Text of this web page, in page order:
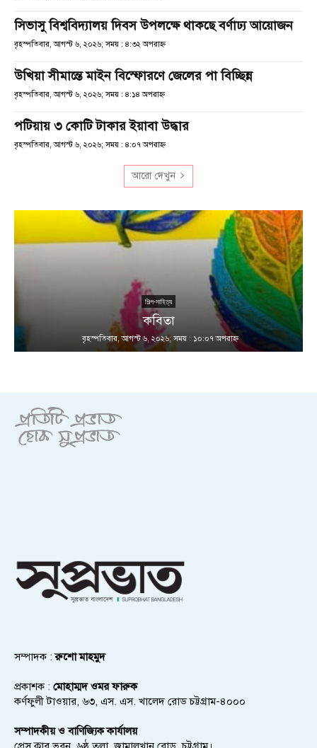
সিভাসু বিশ্ববিদ্যালয় দিবস উপলক্ষে থাকছে বর্ণাঢ্য আয়োজন
বৃহস্পতিবার, আগস্ট ৬, ২০২৬; সময় : ৪:৩২ অপরাহ্ণ
উখিয়া সীমান্তে মাইন বিস্ফোরণে জেলের পা বিচ্ছিন্ন
বৃহস্পতিবার, আগস্ট ৬, ২০২৬; সময় : ৪:১৪ অপরাহ্ণ
পটিয়ায় ৩ কোটি টাকার ইয়াবা উদ্ধার
বৃহস্পতিবার, আগস্ট ৬, ২০২৬; সময় : ৪:০৭ অপরাহ্ণ
আরো দেখুন
শিল্প-সাহিত্য
কবিতা
বৃহস্পতিবার, আগস্ট ৬, ২০২৬; সময় : ১০:০৭ অপরাহ্ণ
সম্পাদক :রুশো মাহমুদ
প্রকাশক : মোহাম্মদ ওমর ফারুক
কর্ণফুলী টাওয়ার, ৬৩, এস. এস. খালেদ রোড চট্টগ্রাম-৪০০০
সম্পাদকীয় ও বাণিজ্যিক কার্যালয়